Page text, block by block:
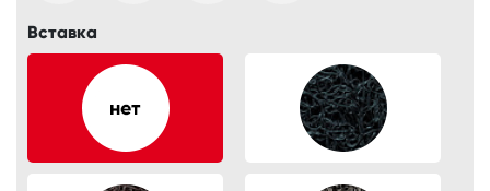
Вставка